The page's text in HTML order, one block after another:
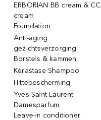
ERBORIAN BB cream & CC
cream
Foundation
Anti-aging
gezichtsverzorging
Borstels & kammen
Kérastase Shampoo
Hittebescherming
Yves Saint Laurent
Damesparfum
Leave-in conditioner